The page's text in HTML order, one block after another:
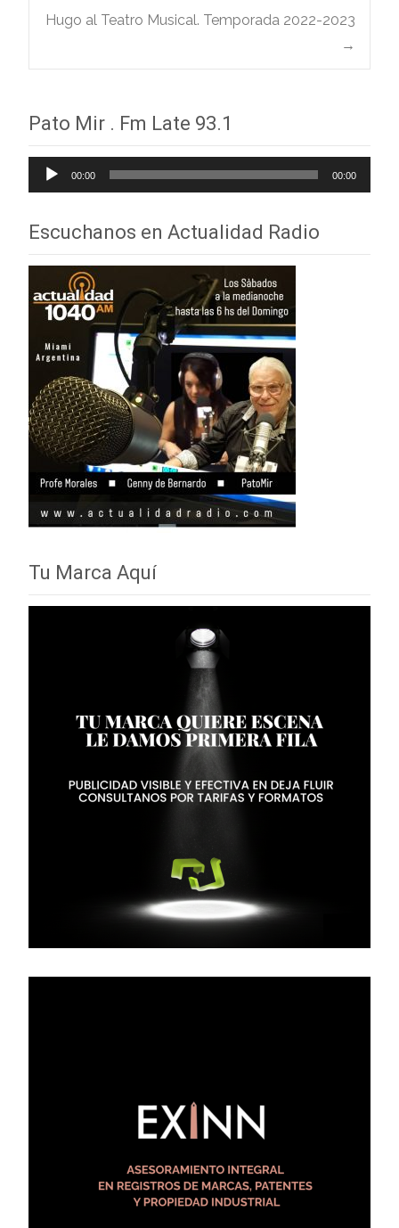
de
entradas
Hugo al Teatro Musical. Temporada 2022-2023
→
Pato Mir . Fm Late 93.1
Reproductor
de
00:00 00:00
Escuchanos en Actualidad Radio
Tu Marca Aquí